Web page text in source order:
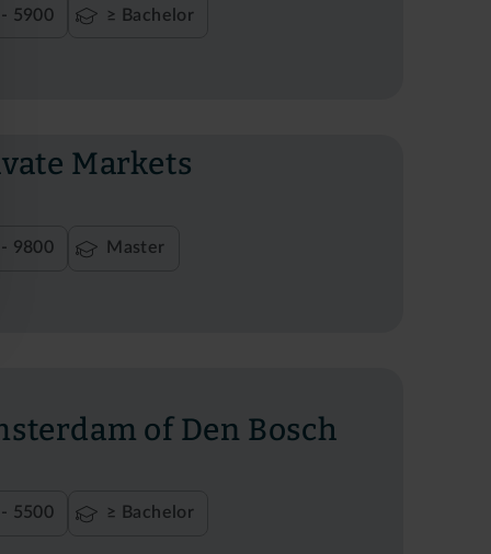
- 5900 ≥ Bachelor
Markets
- 9800 Master
of Den Bosch
- 5500 ≥ Bachelor